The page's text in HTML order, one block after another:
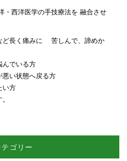
・西洋医学の手技療法を 融合させ
ど長く痛みに 苦しんで、諦めか
んでいる方
悪い状態へ戻る方
い方
テゴリー